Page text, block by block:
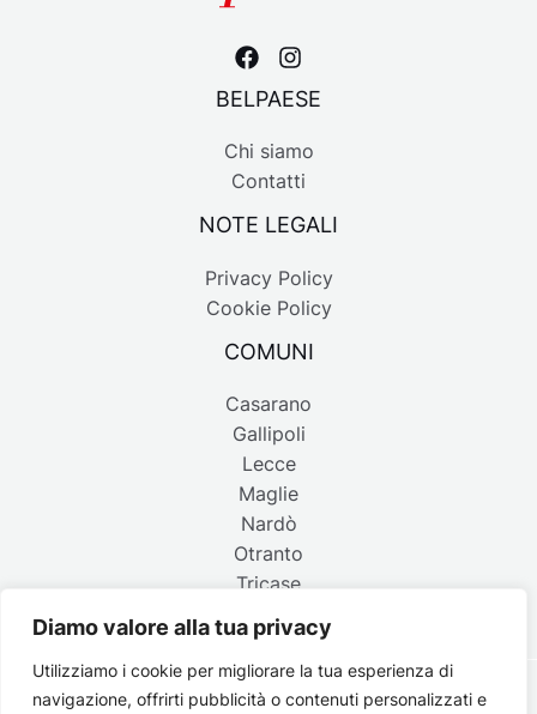
Diamo valore alla tua privacy
Utilizziamo i cookie per migliorare la tua esperienza di
navigazione, offrirti pubblicità o contenuti personalizzati e
BELPAESE
Chi siamo
Contatti
NOTE LEGALI
Privacy Policy
Cookie Policy
COMUNI
Casarano
Gallipoli
Lecce
Maglie
Nardò
Otranto
Tricase